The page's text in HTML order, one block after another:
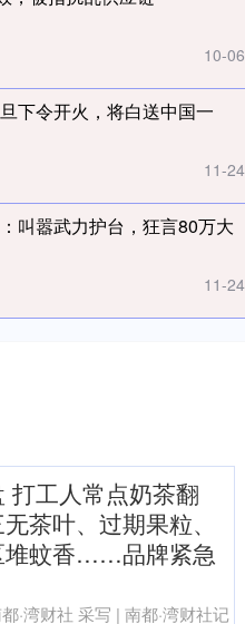
10-06
下令开火，将白送中国一
11-24
叫嚣武力护台，狂言80万大
11-24
打工人常点奶茶翻
茶叶、过期果粒、
堆蚊香……品牌紧急
·湾财社 采写 | 南都·湾财社记